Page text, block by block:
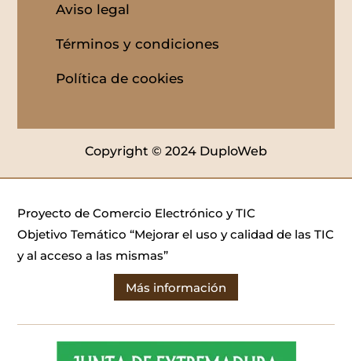
Aviso legal
Términos y condiciones
Política de cookies
Copyright © 2024 DuploWeb
Proyecto de Comercio Electrónico y TIC
Objetivo Temático “Mejorar el uso y calidad de las TIC
y al acceso a las mismas”
Más información